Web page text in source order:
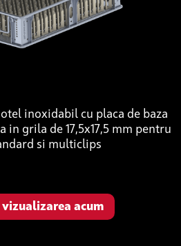
inoxidabil cu placa de baza
in grila de 17,5x17,5 mm pentru
si multiclips
acum